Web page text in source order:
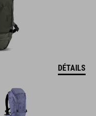
DÉTAILS